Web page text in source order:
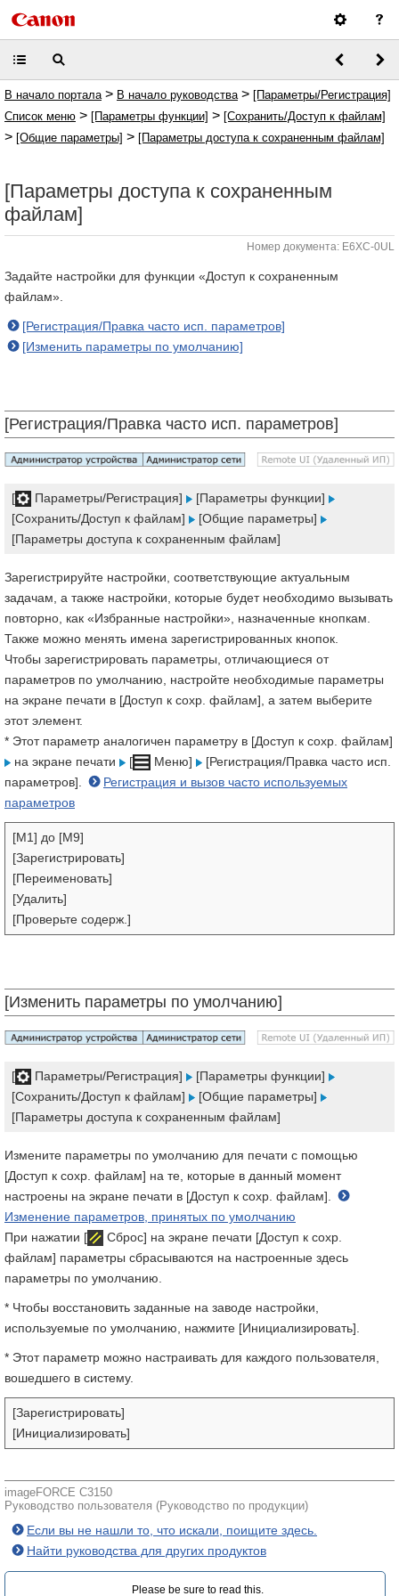
В начало портала > В начало руководства > [Параметры/Регистрация]
Список меню > [Параметры функции] > [Сохранить/Доступ к файлам]
> [Общие параметры] > [Параметры доступа к сохраненным файлам]
[Параметры доступа к сохраненным
файлам]
Номер документа: E6XC-0UL
Задайте настройки для функции «Доступ к сохраненным
файлам».
[Регистрация/Правка часто исп. параметров]
[Изменить параметры по умолчанию]
[Регистрация/Правка часто исп. параметров]
[ Параметры/Регистрация]
[Параметры функции]
[Сохранить/Доступ к файлам]
[Общие параметры]
[Параметры доступа к сохраненным файлам]
Зарегистрируйте настройки, соответствующие актуальным
задачам, а также настройки, которые будет необходимо вызывать
повторно, как «Избранные настройки», назначенные кнопкам.
Также можно менять имена зарегистрированных кнопок.
Чтобы зарегистрировать параметры, отличающиеся от
параметров по умолчанию, настройте необходимые параметры
на экране печати в [Доступ к сохр. файлам], а затем выберите
этот элемент.
* Этот параметр аналогичен параметру в [Доступ к сохр. файлам]
на экране печати
[ Меню]
[Регистрация/Правка часто исп.
параметров].
Регистрация и вызов часто используемых
параметров
[M1] до [M9]
[Зарегистрировать]
[Переименовать]
[Удалить]
[Проверьте содерж.]
[Изменить параметры по умолчанию]
[ Параметры/Регистрация]
[Параметры функции]
[Сохранить/Доступ к файлам]
[Общие параметры]
[Параметры доступа к сохраненным файлам]
Измените параметры по умолчанию для печати с помощью
[Доступ к сохр. файлам] на те, которые в данный момент
настроены на экране печати в [Доступ к сохр. файлам].
Изменение параметров, принятых по умолчанию
При нажатии [
Сброс] на экране печати [Доступ к сохр.
файлам] параметры сбрасываются на настроенные здесь
параметры по умолчанию.
* Чтобы восстановить заданные на заводе настройки,
используемые по умолчанию, нажмите [Инициализировать].
* Этот параметр можно настраивать для каждого пользователя,
вошедшего в систему.
[Зарегистрировать]
[Инициализировать]
imageFORCE C3150
Руководство пользователя (Руководство по продукции)
Если вы не нашли то, что искали, поищите здесь.
Найти руководства для других продуктов
Please be sure to read this.‎